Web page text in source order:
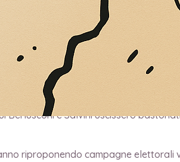
sono sempre esclusive ed
e lontano dalle illazioni
già pronto il piano B”. Dando per
a Palazzo Chigi, il secondo
e Salvini uscissero
riproponendo campagne elettorali